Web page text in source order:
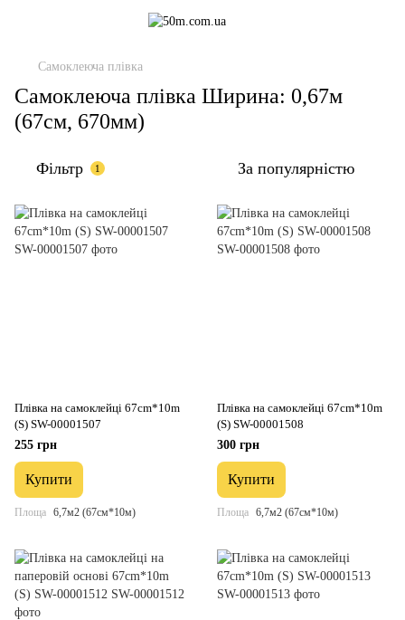
Самоклеюча плівка
Самоклеюча плівка Ширина: 0,67м
(67см, 670мм)
Фільтр 1 За популярністю
Плівка на самоклейці 67cm*10m
(S) SW-00001507
255 грн
Купити
Площа 6,7м2 (67см*10м)
Плівка на самоклейці 67cm*10m
(S) SW-00001508
300 грн
Купити
Площа 6,7м2 (67см*10м)